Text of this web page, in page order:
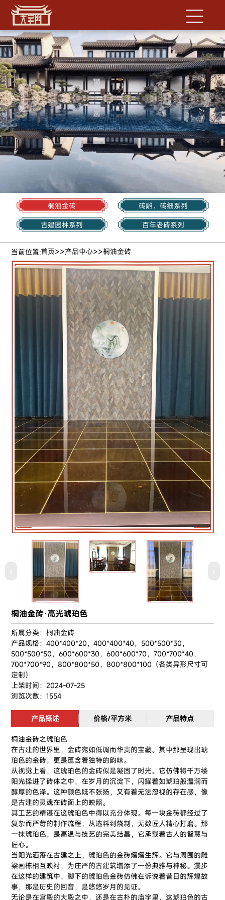
桐油金砖
砖雕、砖细系列
古建园林系列
百年老砖系列
当前位置:首页>>产品中心>>桐油金砖
桐油金砖·高光琥珀色
所属分类：桐油金砖
产品规格：400*400*20，400*400*40，500*500*30，
500*500*50，600*600*30，600*600*70，700*700*40，
700*700*90，800*800*50，800*800*100（各类异形尺寸可
定制）
上架时间：2024-07-25
浏览次数：1554
产品概述 价格/平方米 产品特点
桐油金砖之琥珀色
在古建的世界里，金砖宛如低调而华贵的宝藏。其中那呈现出琥
珀色的金砖，更是蕴含着独特的韵味。
从视觉上看，这琥珀色的金砖似是凝固了时光。它仿佛将千万缕
阳光揉进了砖体之中，在岁月的沉淀下，闪耀着如琥珀般温润而
醇厚的色泽。这种颜色既不张扬，又有着无法忽视的存在感，像
是古建的灵魂在砖面上的映照。
其工艺的精湛在这琥珀色中得以充分体现。每一块金砖都经过了
复杂而严苛的制作流程，从选料到烧制，无数匠人精心打磨。那
一抹琥珀色，是高温与技艺的完美结晶，它承载着古人的智慧与
匠心。
当阳光洒落在古建之上，琥珀色的金砖熠熠生辉。它与周围的雕
梁画栋相互映衬，为庄严的古建筑增添了一份典雅与神秘。漫步
在这样的建筑中，脚下的琥珀色金砖仿佛在诉说着昔日的辉煌故
事，那是历史的回音，是悠悠岁月的见证。
无论是在宫殿的大殿之中，还是在古朴的庙宇里，这琥珀色的古